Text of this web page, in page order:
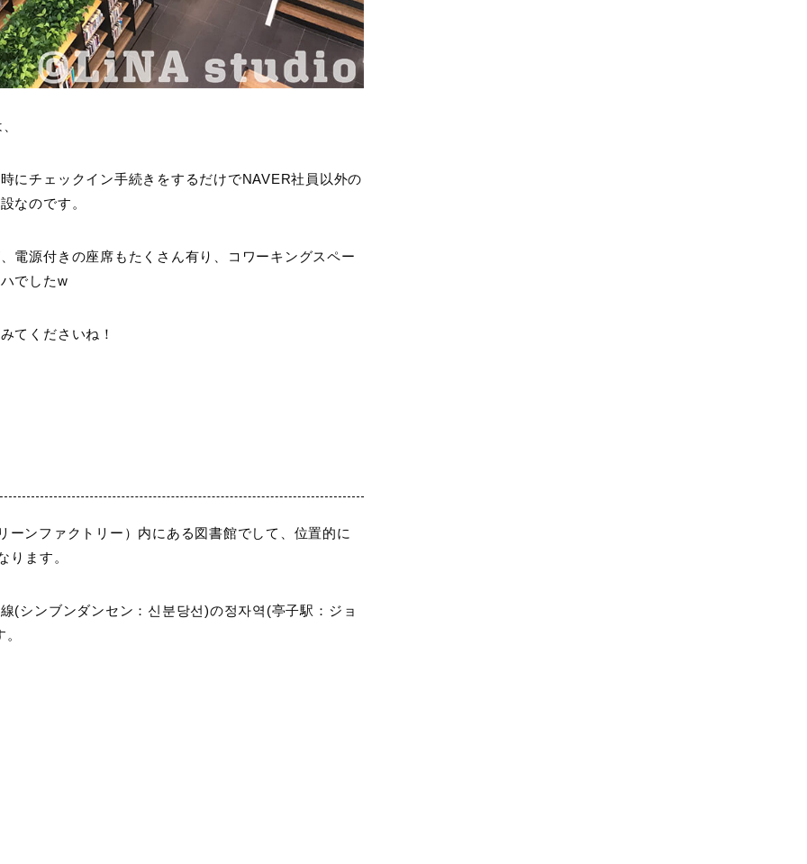
にチェックイン手続きをするだけでNAVER社員以外の
なのです。
電源付きの座席もたくさん有り、コワーキングスペー
でしたw
てくださいね！
ーンファクトリー）内にある図書館でして、位置的に
ります。
(シンブンダンセン：신분당선)の정자역(亭子駅：ジョ